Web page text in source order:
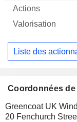
Liste des
Coordonnées de
Greencoat UK
20 Fenchurch